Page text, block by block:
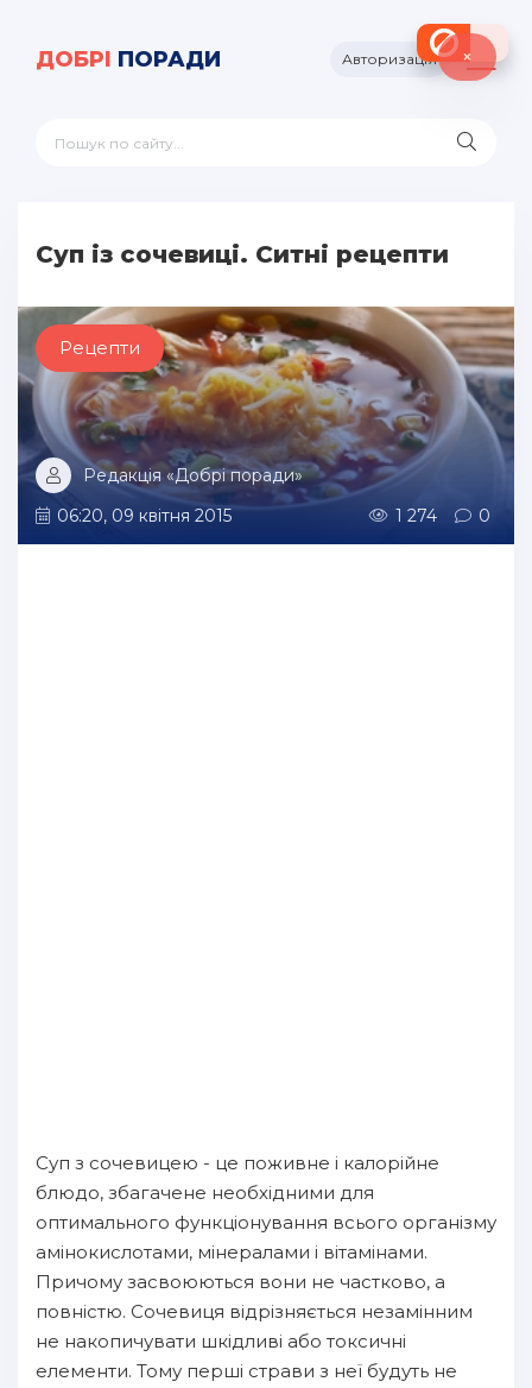
ДОБРІ ПОРАДИ Авторизація
Суп із сочевиці. Ситні рецепти
Рецепти
Редакція «Добрі поради»
06:20, 09 квітня 2015
1 274 0
Суп з сочевицею - це поживне і калорійне
блюдо, збагачене необхідними для
оптимального функціонування всього організму
амінокислотами, мінералами і вітамінами.
Причому засвоюються вони не частково, а
повністю. Сочевиця відрізняється незамінним
не накопичувати шкідливі або токсичні
елементи. Тому перші страви з неї будуть не
×